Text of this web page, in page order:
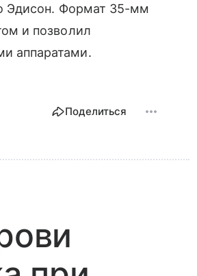
Эдисон. Формат 35-мм
и позволил
аппаратами.
Поделиться